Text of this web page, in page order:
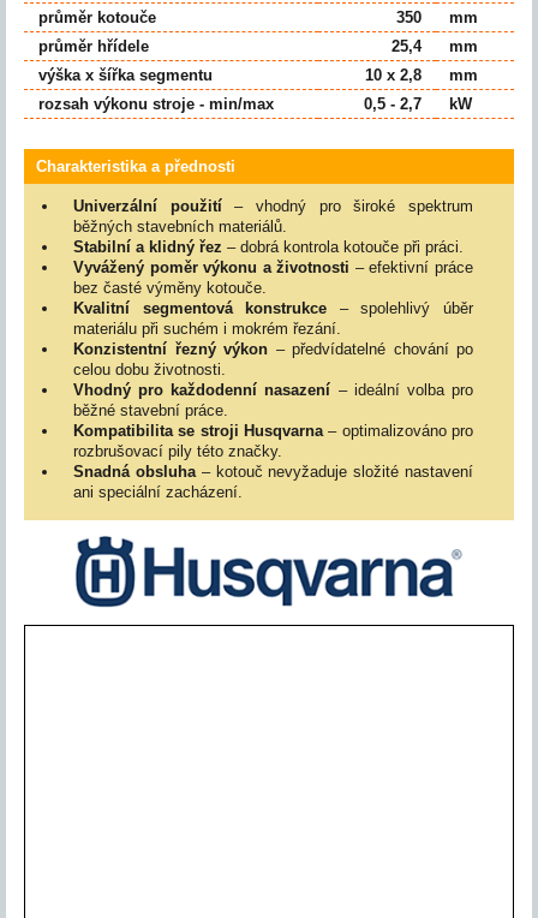
průměr kotouče
průměr hřídele
výška x šířka segmentu
rozsah výkonu stroje - min/max
350
25,4
10 x 2,8
0,5 - 2,7
mm
mm
mm
kW
Charakteristika a přednosti
Univerzální použití– vhodný pro široké spektrum
běžných stavebních materiálů.
Stabilní a klidný řez – dobrá kontrola kotouče při práci.
Vyvážený poměr výkonu a životnosti – efektivní práce
bez časté výměny kotouče.
Kvalitní segmentová konstrukce – spolehlivý úběr
materiálu při suchém i mokrém řezání.
Konzistentní řezný výkon – předvídatelné chování po
celou dobu životnosti.
Vhodný pro každodenní nasazení – ideální volba pro
běžné stavební práce.
Kompatibilita se stroji Husqvarna– optimalizováno pro
rozbrušovací pily této značky.
Snadná obsluha– kotouč nevyžaduje složité nastavení
ani speciální zacházení.